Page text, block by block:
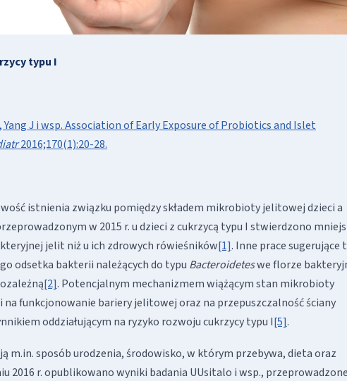
typu I
Yang J i wsp. Association of Early Exposure of Probiotics and Islet
2016;170(1):20-28.
istnienia związku pomiędzy składem mikrobioty jelitowej dzieci a
w 2015 r. u dzieci z cukrzycą typu I stwierdzono
jelit niż u ich zdrowych rówieśników[1]. Inne prace sugerujące
odsetka bakterii należących do typu Bacteroideteswe florze
[2]. Potencjalnym mechanizmem wiążącym stan mikrobioty
funkcjonowanie bariery jelitowej oraz na przepuszczalność ściany
oddziałującym na ryzyko rozwoju cukrzycy typu I[5].
m.in. sposób urodzenia, środowisko, w którym przebywa, dieta oraz
2016 r. opublikowano wyniki badania UUsitalo i wsp.,